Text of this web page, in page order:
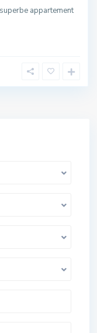
appartement